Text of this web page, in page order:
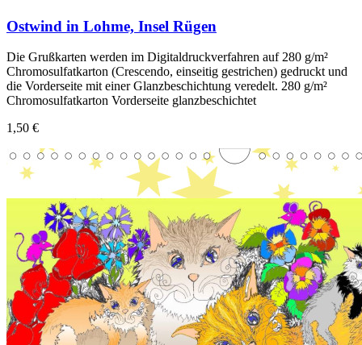
Ostwind in Lohme, Insel Rügen
Die Grußkarten werden im Digitaldruckverfahren auf 280 g/m²
Chromosulfatkarton (Crescendo, einseitig gestrichen) gedruckt und
die Vorderseite mit einer Glanzbeschichtung veredelt. 280 g/m²
Chromosulfatkarton Vorderseite glanzbeschichtet
1,50 €